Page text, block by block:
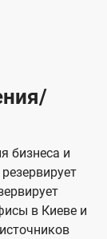
бизнеса и
в Киеве и